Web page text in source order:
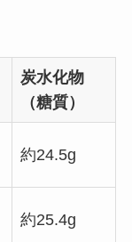
炭水化物
（糖質）
約24.5g
約25.4g